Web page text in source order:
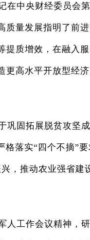
在中央财经委员会
质量发展指明了前
提质增效，在融入
更高水平开放型经
巩固拓展脱贫攻坚
格落实“四个不摘”
，推动农业强省
人工作会议精神，